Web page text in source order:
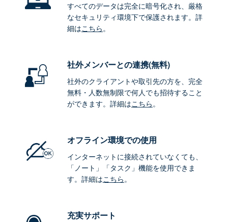
すべてのデータは完全に暗号化され、厳格
なセキュリティ環境下で保護されます。詳
細はこちら。
社外メンバーとの連携(無料)
社外のクライアントや取引先の方を、完全
無料・人数無制限で何人でも招待すること
ができます。詳細はこちら。
オフライン環境での使用
インターネットに接続されていなくても、
「ノート」「タスク」機能を使用できま
す。詳細はこちら。
充実サポート